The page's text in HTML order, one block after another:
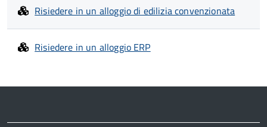
Risiedere in un alloggio di edilizia convenzionata
Risiedere in un alloggio ERP